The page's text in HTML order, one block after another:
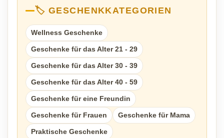
🏷️ GESCHENKKATEGORIEN
Wellness Geschenke
Geschenke für das Alter 21 - 29
Geschenke für das Alter 30 - 39
Geschenke für das Alter 40 - 59
Geschenke für eine Freundin
Geschenke für Frauen Geschenke für Mama
Praktische Geschenke